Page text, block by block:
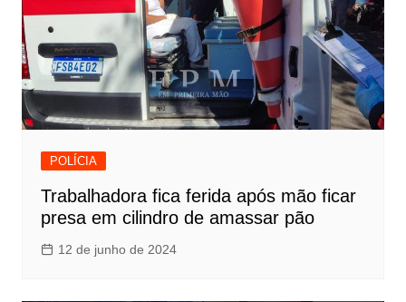
POLÍCIA
Trabalhadora fica ferida após mão ficar
presa em cilindro de amassar pão
12 de junho de 2024